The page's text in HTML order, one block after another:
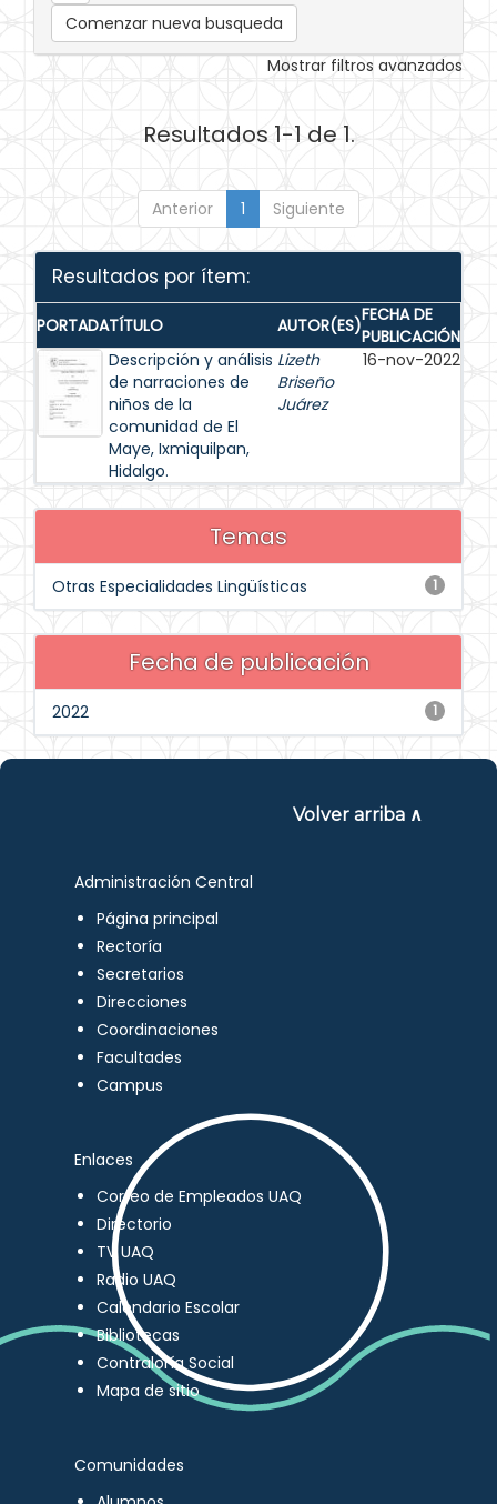
Comenzar nueva busqueda
Mostrar filtros avanzados
Resultados 1-1 de 1.
Anterior 1 Siguiente
Resultados por ítem:
PORTADATÍTULO AUTOR(ES)FECHA DE
PUBLICACIÓN
Descripción y análisis
de narraciones de
niños de la
comunidad de El
Maye, Ixmiquilpan,
Hidalgo.
Lizeth
Briseño
Juárez
16-nov-2022
Temas
1
Otras Especialidades Lingüísticas
Fecha de publicación
1
2022
Volver arriba ∧
Administración Central
Página principal
Rectoría
Secretarios
Direcciones
Coordinaciones
Facultades
Campus
Enlaces
Correo de Empleados UAQ
Directorio
TV UAQ
Radio UAQ
Calendario Escolar
Bibliotecas
Contraloría Social
Mapa de sitio
Comunidades